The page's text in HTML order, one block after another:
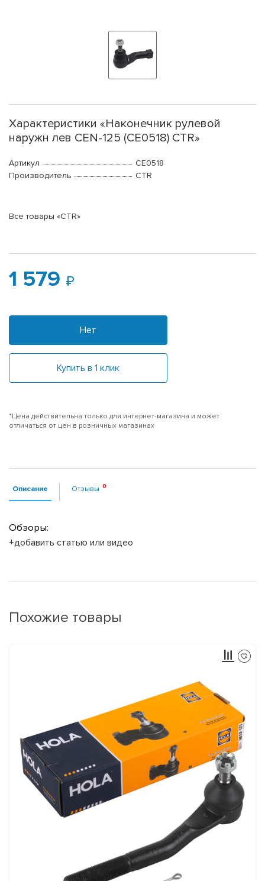
Характеристики «Наконечник рулевой
наружн лев CEN-125 (CE0518) CTR»
Артикул
CE0518
Производитель
CTR
Все товары «CTR»
1 579
Нет
Купить в 1 клик
*Цена действительна только для интернет-магазина и может
отличаться от цен в розничных магазинах
Описание Отзывы
Обзоры:
+добавить статью или видео
Похожие товары